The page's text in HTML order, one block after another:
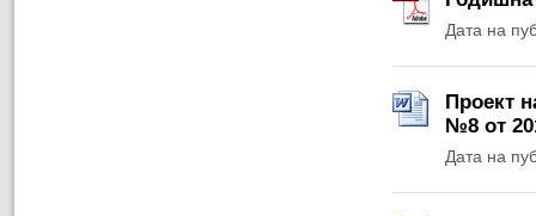
Дата на
Проект
№8 от
Дата на